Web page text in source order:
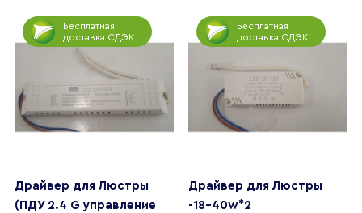
Бесплатная
доставка СДЭК
Драйвер для Люстры
(ПДУ 2.4 G управление
Бесплатная
доставка СДЭК
Драйвер для Люстры
-18-40w*2